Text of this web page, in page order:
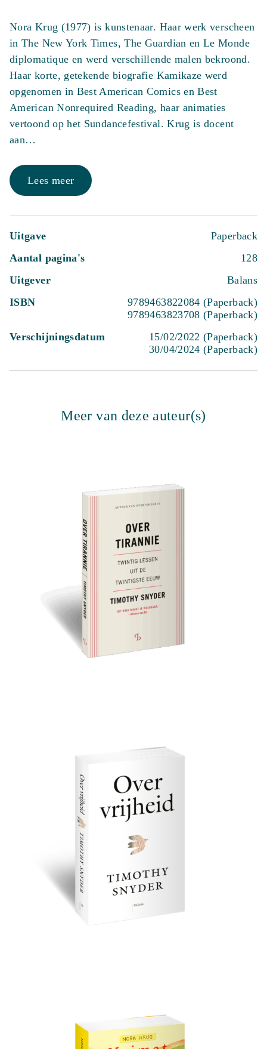
Nora Krug (1977) is kunstenaar. Haar werk verscheen
in The New York Times, The Guardian en Le Monde
diplomatique en werd verschillende malen bekroond.
Haar korte, getekende biografie Kamikaze werd
opgenomen in Best American Comics en Best
American Nonrequired Reading, haar animaties
vertoond op het Sundancefestival. Krug is docent
aan…
Lees meer
Uitgave
Paperback
Aantal pagina's
128
Uitgever
Balans
ISBN
9789463822084 (Paperback)
9789463823708 (Paperback)
Verschijningsdatum
15/02/2022 (Paperback)
30/04/2024 (Paperback)
Meer van deze auteur(s)